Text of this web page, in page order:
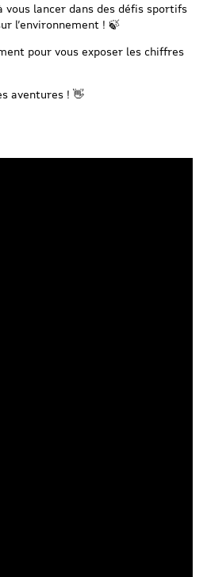
vous lancer dans des défis sportifs
l’environnement ! 🍃
pour vous exposer les chiffres
aventures ! 👋